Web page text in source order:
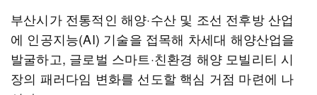
부산시가 전통적인 해양·수산 및 조선 전후방 산업
에 인공지능(AI) 기술을 접목해 차세대 해양산업을
발굴하고, 글로벌 스마트·친환경 해양 모빌리티 시
장의 패러다임 변화를 선도할 핵심 거점 마련에 나